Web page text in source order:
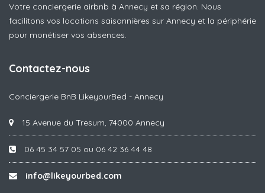
Votre conciergerie airbnb à Annecy et sa région. Nous
facilitons vos locations saisonnières sur Annecy et la périphérie
pour monétiser vos absences.
Contactez-nous
Conciergerie BnB LikeyourBed - Annecy
15 Avenue du Tresum, 74000 Annecy
06 45 34 57 05 ou 06 42 36 44 48
info@likeyourbed.com